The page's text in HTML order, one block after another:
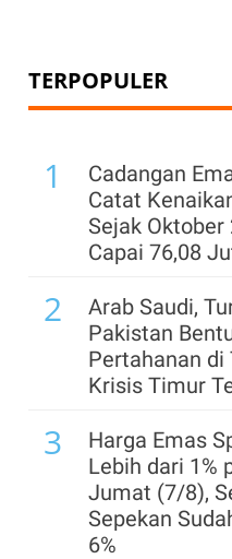
TERPOPULER
1
Cadangan
Catat
Sejak Oktober
Capai 76,08
2
Arab Saudi,
Pakistan
Pertahanan di
Krisis Timur
3
Harga Emas
Lebih dari 1%
Jumat (7/8),
Sepekan
6%